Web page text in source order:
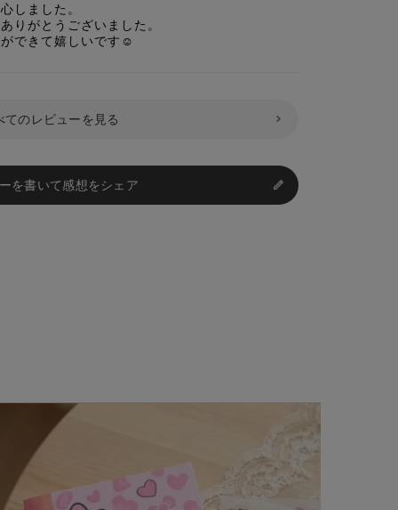
しました。
りがとうございました。
できて嬉しいです☺️
てのレビューを見る
を書いて感想をシェア